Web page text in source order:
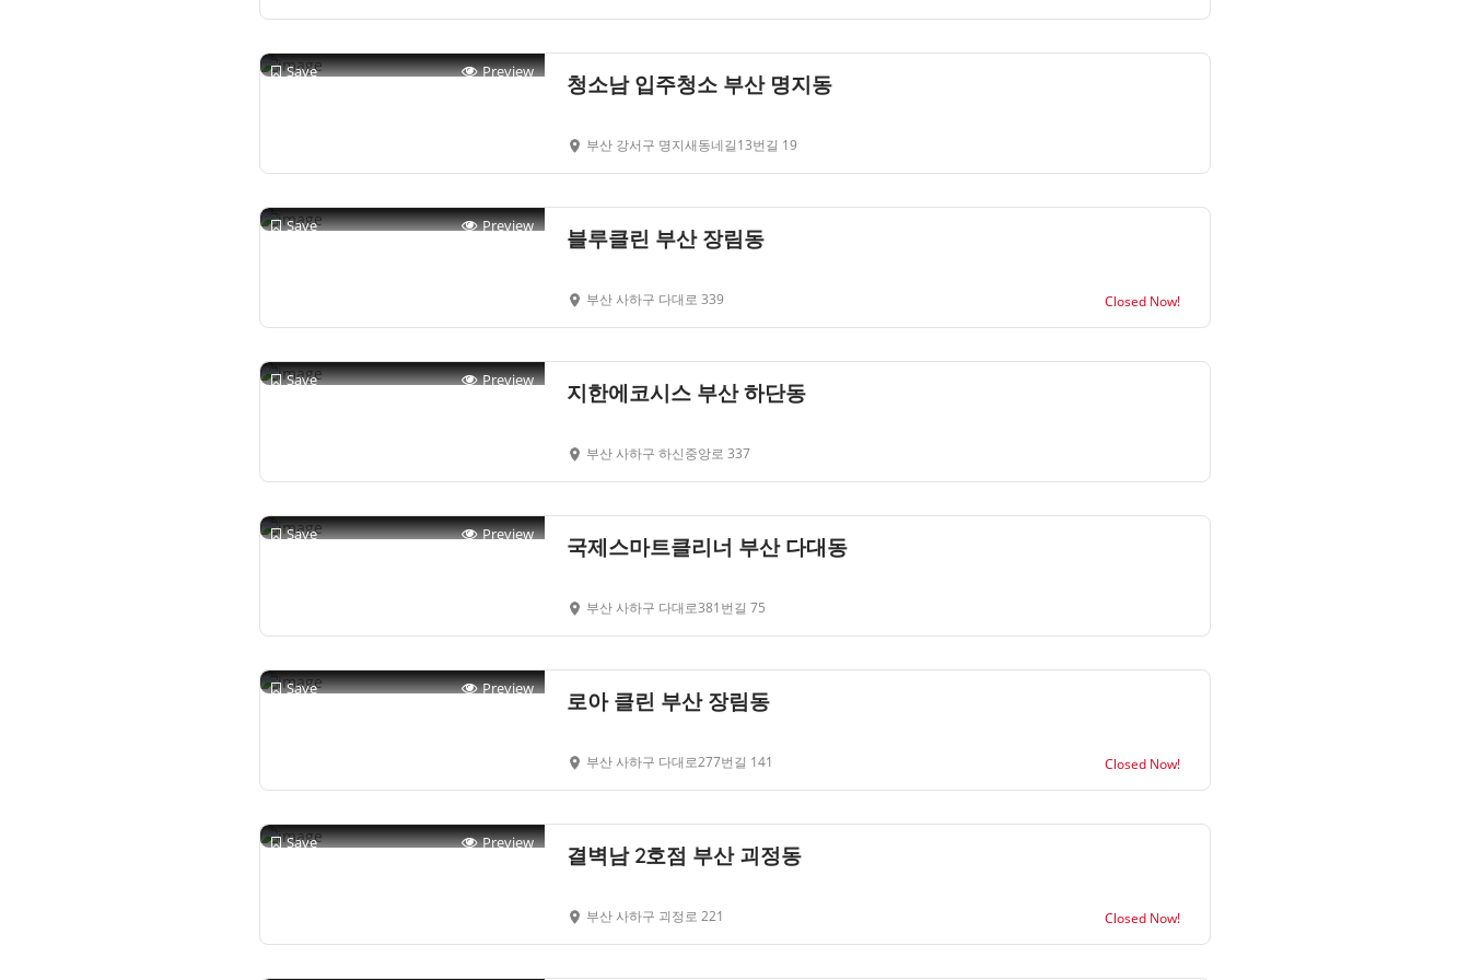
Save Preview 청소남 입주청소 부산 명지동
부산 강서구 명지새동네길13번길 19
Save Preview 블루클린 부산 장림동
부산 사하구 다대로 339 Closed Now!
Save Preview 지한에코시스 부산 하단동
부산 사하구 하신중앙로 337
Save Preview 국제스마트클리너 부산 다대동
부산 사하구 다대로381번길 75
Save Preview 로아 클린 부산 장림동
부산 사하구 다대로277번길 141 Closed Now!
Save Preview 결벽남 2호점 부산 괴정동
부산 사하구 괴정로 221 Closed Now!